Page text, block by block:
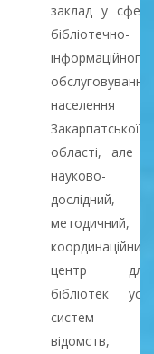
заклад у сфері
бібліотечно-
інформаційного
обслуговування
населення
Закарпатської
області, але й
науково-
дослідний,
методичний,
координаційний
центр для
бібліотек усіх
систем і
відомств,